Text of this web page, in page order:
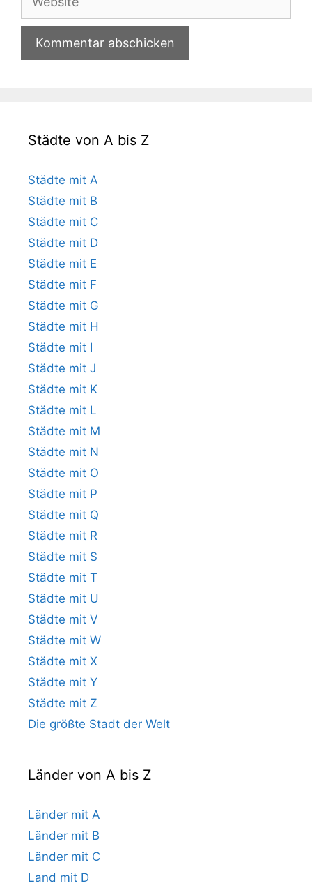
Städte von A bis Z
Städte mit A
Städte mit B
Städte mit C
Städte mit D
Städte mit E
Städte mit F
Städte mit G
Städte mit H
Städte mit I
Städte mit J
Städte mit K
Städte mit L
Städte mit M
Städte mit N
Städte mit O
Städte mit P
Städte mit Q
Städte mit R
Städte mit S
Städte mit T
Städte mit U
Städte mit V
Städte mit W
Städte mit X
Städte mit Y
Städte mit Z
Die größte Stadt der Welt
Länder von A bis Z
Länder mit A
Länder mit B
Länder mit C
Land mit D